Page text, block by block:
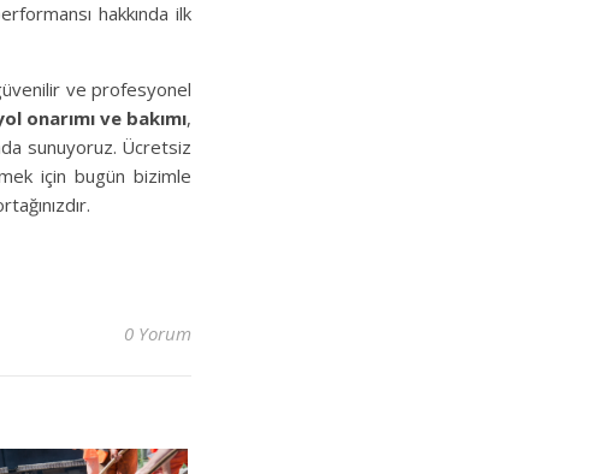
hakkında ilk
ve profesyonel
onarımı ve bakımı,
sunuyoruz. Ücretsiz
için bugün bizimle
0 Yorum